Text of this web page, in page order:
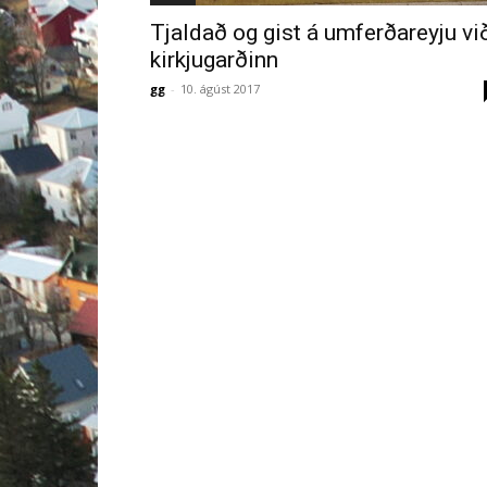
Tjaldað og gist á umferðareyju
kirkjugarðinn
gg - 10. ágúst 2017